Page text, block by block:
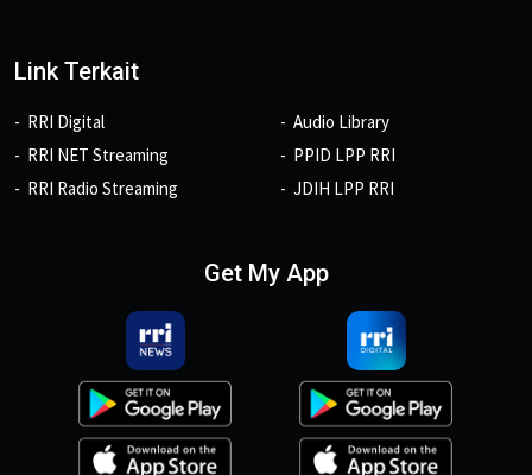
Link Terkait
RRI Digital
RRI NET Streaming
RRI Radio Streaming
Audio Library
PPID LPP RRI
JDIH LPP RRI
Get My App